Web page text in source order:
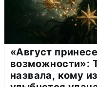
«Август
возможности»:
назвала, кому